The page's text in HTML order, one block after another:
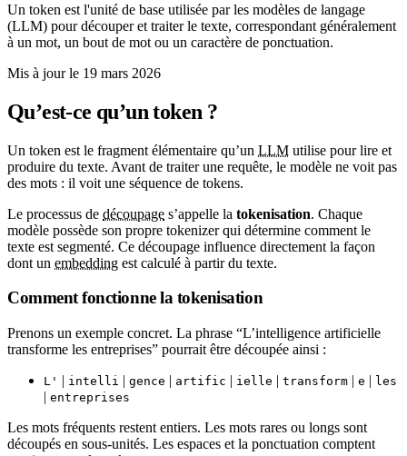
Un token est l'unité de base utilisée par les modèles de langage
(LLM) pour découper et traiter le texte, correspondant généralement
à un mot, un bout de mot ou un caractère de ponctuation.
Mis à jour le 19 mars 2026
Qu’est-ce qu’un token ?
Un token est le fragment élémentaire qu’un LLM utilise pour lire et
produire du texte. Avant de traiter une requête, le modèle ne voit pas
des mots : il voit une séquence de tokens.
Le processus de découpage s’appelle la tokenisation. Chaque
modèle possède son propre tokenizer qui détermine comment le
texte est segmenté. Ce découpage influence directement la façon
dont un embedding est calculé à partir du texte.
Comment fonctionne la tokenisation
Prenons un exemple concret. La phrase “L’intelligence artificielle
transforme les entreprises” pourrait être découpée ainsi :
L' | intelli | gence | artific | ielle | transform | e | les
| entreprises
Les mots fréquents restent entiers. Les mots rares ou longs sont
découpés en sous-unités. Les espaces et la ponctuation comptent